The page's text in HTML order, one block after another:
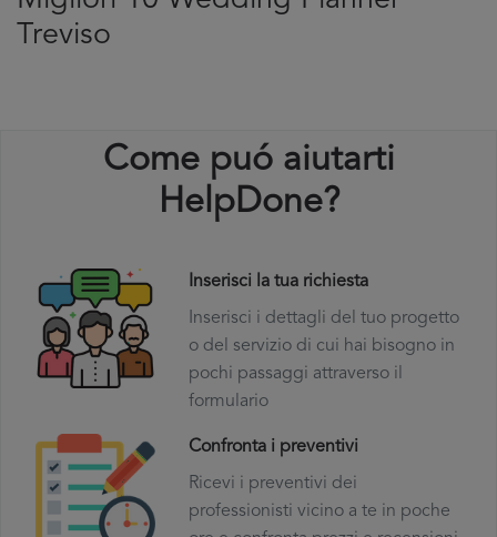
Treviso
Come puó aiutarti
HelpDone?
Inserisci la tua richiesta
Inserisci i dettagli del tuo progetto
o del servizio di cui hai bisogno in
pochi passaggi attraverso il
formulario
Confronta i preventivi
Ricevi i preventivi dei
professionisti vicino a te in poche